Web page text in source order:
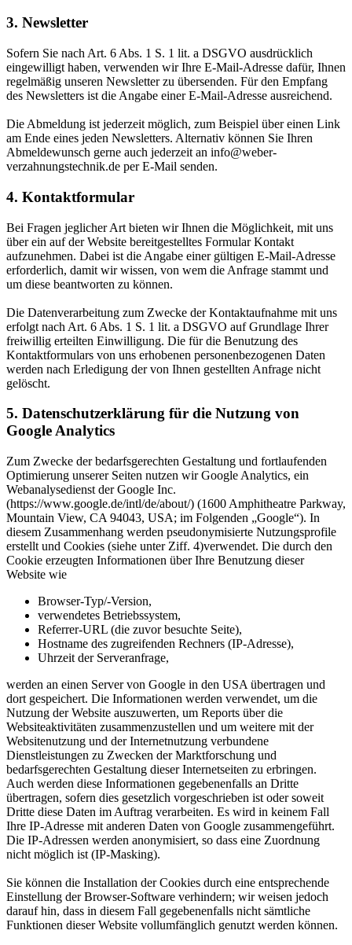
3. Newsletter
Sofern Sie nach Art. 6 Abs. 1 S. 1 lit. a DSGVO ausdrücklich
eingewilligt haben, verwenden wir Ihre E-Mail-Adresse dafür, Ihnen
regelmäßig unseren Newsletter zu übersenden. Für den Empfang
des Newsletters ist die Angabe einer E-Mail-Adresse ausreichend.
Die Abmeldung ist jederzeit möglich, zum Beispiel über einen Link
am Ende eines jeden Newsletters. Alternativ können Sie Ihren
Abmeldewunsch gerne auch jederzeit an info@weber-
verzahnungstechnik.de per E-Mail senden.
4. Kontaktformular
Bei Fragen jeglicher Art bieten wir Ihnen die Möglichkeit, mit uns
über ein auf der Website bereitgestelltes Formular Kontakt
aufzunehmen. Dabei ist die Angabe einer gültigen E-Mail-Adresse
erforderlich, damit wir wissen, von wem die Anfrage stammt und
um diese beantworten zu können.
Die Datenverarbeitung zum Zwecke der Kontaktaufnahme mit uns
erfolgt nach Art. 6 Abs. 1 S. 1 lit. a DSGVO auf Grundlage Ihrer
freiwillig erteilten Einwilligung. Die für die Benutzung des
Kontaktformulars von uns erhobenen personenbezogenen Daten
werden nach Erledigung der von Ihnen gestellten Anfrage nicht
gelöscht.
5. Datenschutzerklärung für die Nutzung von
Google Analytics
Zum Zwecke der bedarfsgerechten Gestaltung und fortlaufenden
Optimierung unserer Seiten nutzen wir Google Analytics, ein
Webanalysedienst der Google Inc.
(https://www.google.de/intl/de/about/) (1600 Amphitheatre Parkway,
Mountain View, CA 94043, USA; im Folgenden „Google“). In
diesem Zusammenhang werden pseudonymisierte Nutzungsprofile
erstellt und Cookies (siehe unter Ziff. 4)verwendet. Die durch den
Cookie erzeugten Informationen über Ihre Benutzung dieser
Website wie
Browser-Typ/-Version,
verwendetes Betriebssystem,
Referrer-URL (die zuvor besuchte Seite),
Hostname des zugreifenden Rechners (IP-Adresse),
Uhrzeit der Serveranfrage,
werden an einen Server von Google in den USA übertragen und
dort gespeichert. Die Informationen werden verwendet, um die
Nutzung der Website auszuwerten, um Reports über die
Websiteaktivitäten zusammenzustellen und um weitere mit der
Websitenutzung und der Internetnutzung verbundene
Dienstleistungen zu Zwecken der Marktforschung und
bedarfsgerechten Gestaltung dieser Internetseiten zu erbringen.
Auch werden diese Informationen gegebenenfalls an Dritte
übertragen, sofern dies gesetzlich vorgeschrieben ist oder soweit
Dritte diese Daten im Auftrag verarbeiten. Es wird in keinem Fall
Ihre IP-Adresse mit anderen Daten von Google zusammengeführt.
Die IP-Adressen werden anonymisiert, so dass eine Zuordnung
nicht möglich ist (IP-Masking).
Sie können die Installation der Cookies durch eine entsprechende
Einstellung der Browser-Software verhindern; wir weisen jedoch
darauf hin, dass in diesem Fall gegebenenfalls nicht sämtliche
Funktionen dieser Website vollumfänglich genutzt werden können.